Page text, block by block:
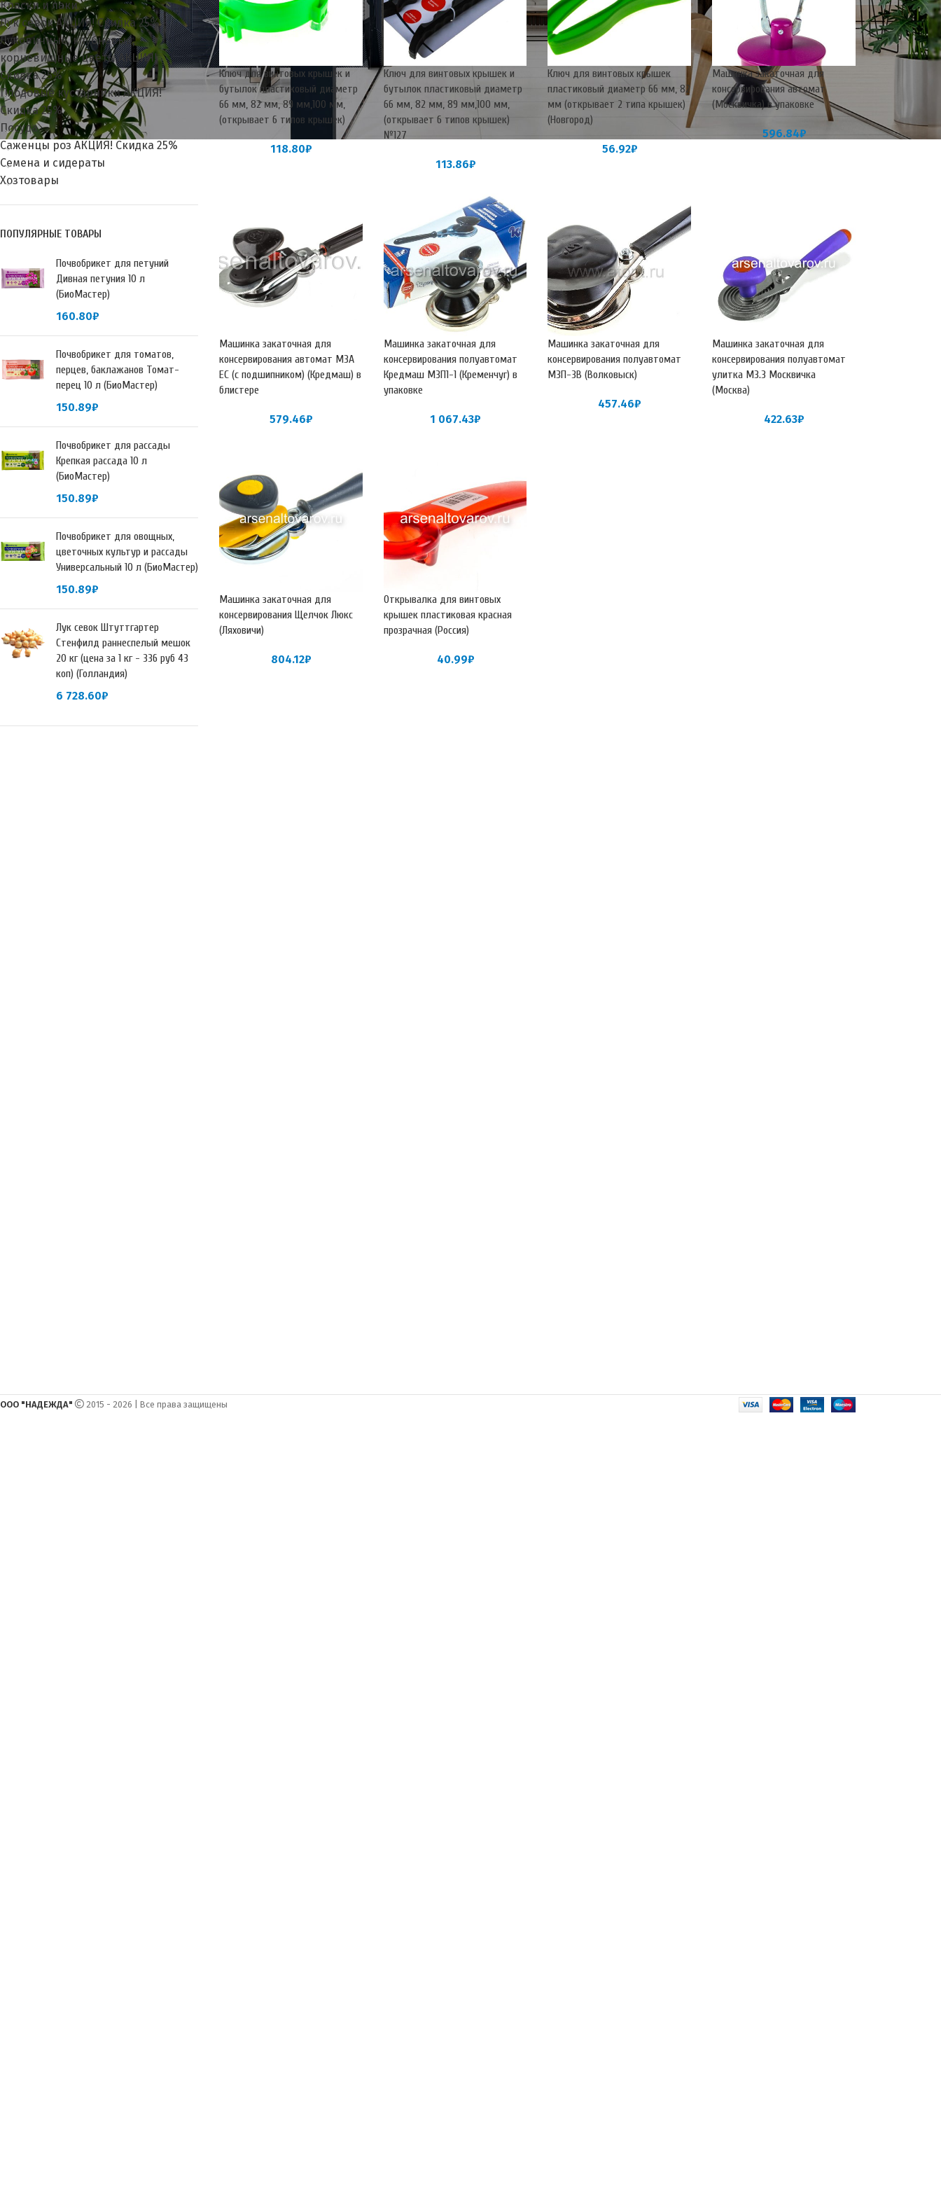
Краски и лаки
Лук севок АКЦИЯ! Скидка 25%
Луковичные, клубневые,
корневищные цветы АКЦИЯ!
Скидка 25%
Плодовые кустарники АКЦИЯ!
Скидка 25%
Посуда
Саженцы роз АКЦИЯ! Скидка 25%
Семена и сидераты
Хозтовары
ПОПУЛЯРНЫЕ ТОВАРЫ
Почвобрикет для петуний
Дивная петуния 10 л
(БиоМастер)
160.80₽
Почвобрикет для томатов,
перцев, баклажанов Томат-
перец 10 л (БиоМастер)
150.89₽
Почвобрикет для рассады
Крепкая рассада 10 л
(БиоМастер)
150.89₽
Почвобрикет для овощных,
цветочных культур и рассады
Универсальный 10 л (БиоМастер)
150.89₽
Лук севок Штуттгартер
Стенфилд раннеспелый мешок
20 кг (цена за 1 кг - 336 руб 43
коп) (Голландия)
6 728.60₽
Ключ для винтовых крышек и
бутылок пластиковый диаметр
66 мм, 82 мм, 89 мм,100 мм,
(открывает 6 типов крышек)
118.80₽
Ключ для винтовых крышек и
бутылок пластиковый диаметр
66 мм, 82 мм, 89 мм,100 мм,
(открывает 6 типов крышек)
№127
113.86₽
Ключ для винтовых крышек
пластиковый диаметр 66 мм, 82
мм (открывает 2 типа крышек)
(Новгород)
56.92₽
Машинка закаточная для
консервирования автомат
(Москвичка) в упаковке
596.84₽
Машинка закаточная для
консервирования автомат МЗА
ЕС (с подшипником) (Кредмаш) в
блистере
579.46₽
Машинка закаточная для
консервирования полуавтомат
Кредмаш МЗП1-1 (Кременчуг) в
упаковке
1 067.43₽
Машинка закаточная для
консервирования полуавтомат
МЗП-3В (Волковыск)
457.46₽
Машинка закаточная для
консервирования полуавтомат
улитка МЗ.З Москвичка
(Москва)
422.63₽
Машинка закаточная для
консервирования Щелчок Люкс
(Ляховичи)
804.12₽
Открывалка для винтовых
крышек пластиковая красная
прозрачная (Россия)
40.99₽
ООО "НАДЕЖДА" 2015 - 2026 | Все права защищены